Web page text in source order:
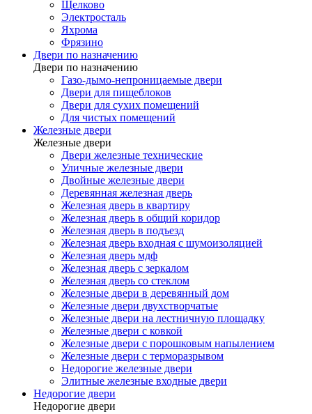
Щелково
Электросталь
Яхрома
Фрязино
Двери по назначению
Двери по назначению
Газо-дымо-непроницаемые двери
Двери для пищеблоков
Двери для сухих помещений
Для чистых помещений
Железные двери
Железные двери
Двери железные технические
Уличные железные двери
Двойные железные двери
Деревянная железная дверь
Железная дверь в квартиру
Железная дверь в общий коридор
Железная дверь в подъезд
Железная дверь входная с шумоизоляцией
Железная дверь мдф
Железная дверь с зеркалом
Железная дверь со стеклом
Железные двери в деревянный дом
Железные двери двухстворчатые
Железные двери на лестничную площадку
Железные двери с ковкой
Железные двери с порошковым напылением
Железные двери с терморазрывом
Недорогие железные двери
Элитные железные входные двери
Недорогие двери
Недорогие двери